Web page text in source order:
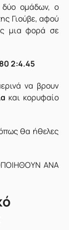
δύο ομάδων, ο
Γιούβε, αφού
μια φορά σε
2:4.45
να βρουν
και κορυφαίο
θα ήθελες
ΑΝΑ